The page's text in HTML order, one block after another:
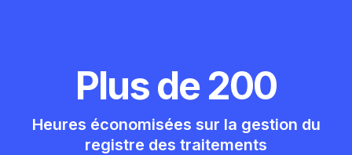
Plus de 200
Heures économisées sur la gestion du
registre des traitements